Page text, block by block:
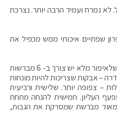
לא נמרח ועמיד הרבה יותר. נצרכת
שפתיים איכותי ממש מכפיל את
עשיתי חישוב שלאיפור מלא יש צורך ב- 6 מברשות
– אבקות שצריכות להיות מונחות
– צפופה יותר. שלישית ורביעית
העליון. חמישית להנחה מתחת
מאוד מברשת שמסרקת את הגבות,